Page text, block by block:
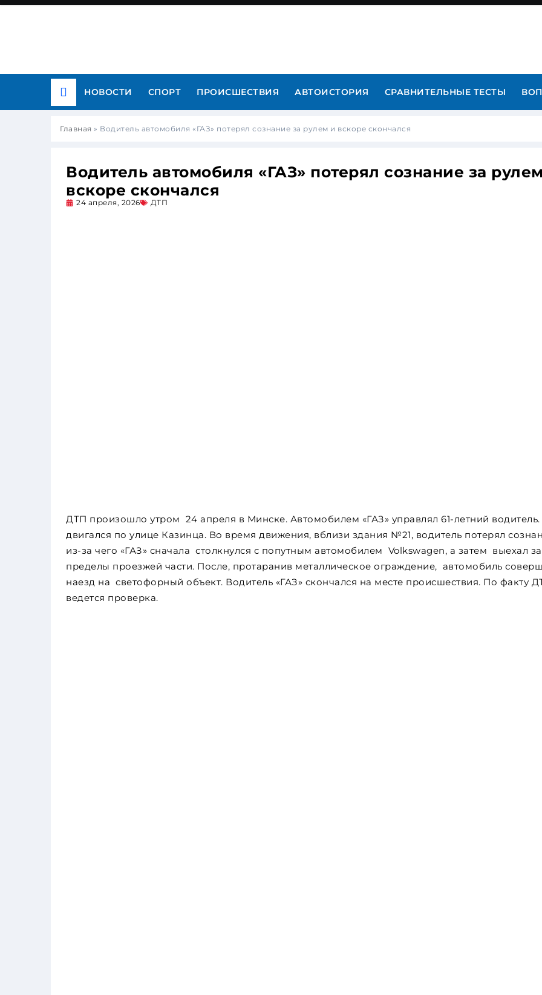
НОВОСТИ СПОРТ ПРОИСШЕСТВИЯ АВТОИСТОРИЯ СРАВНИТЕЛЬНЫЕ ТЕСТЫ
Главная » Водитель автомобиля «ГАЗ» потерял сознание за рулем и вскоре скончался
Водитель автомобиля «ГАЗ» потерял сознание за
вскоре скончался
24 апреля, 2026 ДТП
ДТП произошло утром 24 апреля в Минске. Автомобилем «ГАЗ» управлял 61-летний
двигался по улице Казинца. Во время движения, вблизи здания №21, водитель потерял
из-за чего «ГАЗ» сначала столкнулся с попутным автомобилем Volkswagen, а затем выехал за
пределы проезжей части. После, протаранив металлическое ограждение, автомобиль
наезд на светофорный объект. Водитель «ГАЗ» скончался на месте происшествия. По факту
ведется проверка.